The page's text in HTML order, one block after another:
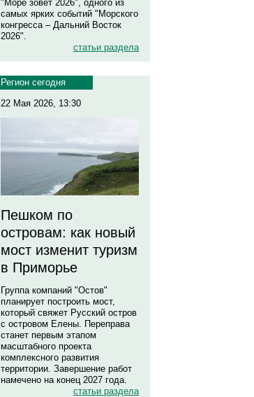
"Море зовет 2026", одного из
самых ярких событий "Морского
конгресса – Дальний Восток
2026".
статьи раздела
Регион сегодня
22 Мая 2026, 13:30
Пешком по
островам: как новый
мост изменит туризм
в Приморье
Группа компаний "Остов"
планирует построить мост,
который свяжет Русский остров
с островом Елены. Переправа
станет первым этапом
масштабного проекта
комплексного развития
территории. Завершение работ
намечено на конец 2027 года.
статьи раздела